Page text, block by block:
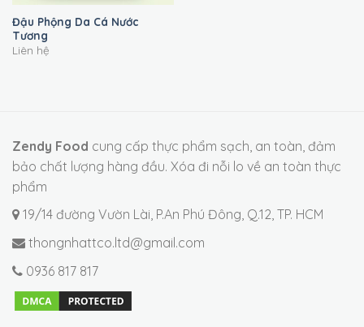
Đậu Phộng Da Cá Nước
Tương
Liên hệ
Zendy Food cung cấp thực phẩm sạch, an toàn, đảm
bảo chất lượng hàng đầu. Xóa đi nỗi lo về an toàn thực
phẩm
19/14 đường Vườn Lài, P.An Phú Đông, Q.12, TP. HCM
thongnhattco.ltd@gmail.com
0936 817 817